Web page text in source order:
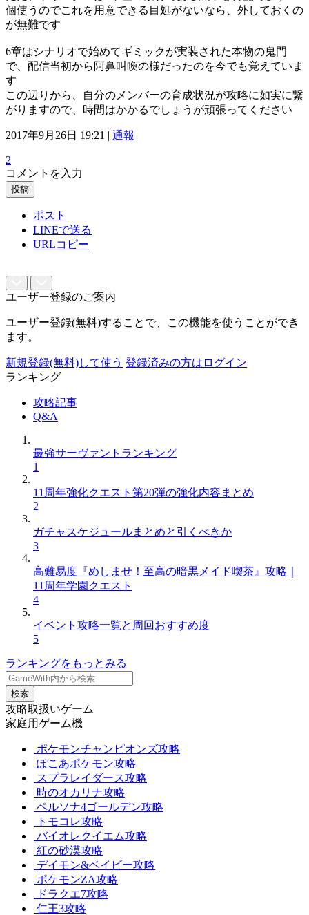
個使うのでこれを用意できる目処がないなら、外しておくの
が無難です
6章はシナリオで始めてギミックが実装された本物の鬼門
で、配信当初から阿鼻叫喚の様だったのを今でも覚えていま
す
この辺りから、自分のメンバーの育成状況が攻略に如実に繋
がりますので、時間はかかるでしょうが頑張ってください
2017年9月26日 19:21 | 通報
2
コメントを入力
投稿
ポスト
LINEで送る
URLコピー
ユーザー登録のご案内
ユーザー登録(無料)することで、この機能を使うことができ
ます。
新規登録(無料)して使う 登録済みの方はログイン
ランキング
攻略記事
Q&A
最強サーヴァントランキング
1
11周年強化クエスト第20弾の強化内容まとめ
2
ガチャスケジュールまとめと引くべきか
3
高難易度『めしませ！至高の暗黒メイド喫茶』攻略｜
11周年学園クエスト
4
イベント攻略一覧と周回おすすめ度
5
ランキングをもっとみる
検索
攻略取扱いゲーム
家庭用ゲーム機
ポケモンチャンピオンズ攻略
ぽこあポケモン攻略
スプラレイダース攻略
時のオカリナ攻略
ペルソナ4ゴールデン攻略
トモコレ攻略
バイオレクイエム攻略
紅の砂漠攻略
デイモン&ベイビー攻略
ポケモンZA攻略
ドラクエ7攻略
仁王3攻略